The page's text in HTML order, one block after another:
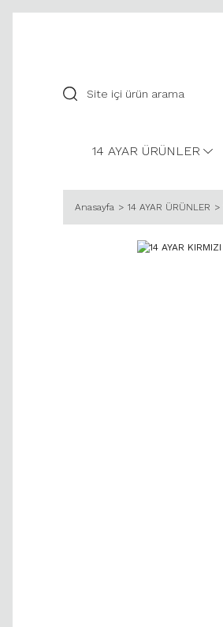
14 AYAR ÜRÜNLER
Anasayfa 14 AYAR ÜRÜNLER